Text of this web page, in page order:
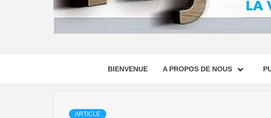
BIENVENUE A PROPOS DE NOUS
ARTICLE